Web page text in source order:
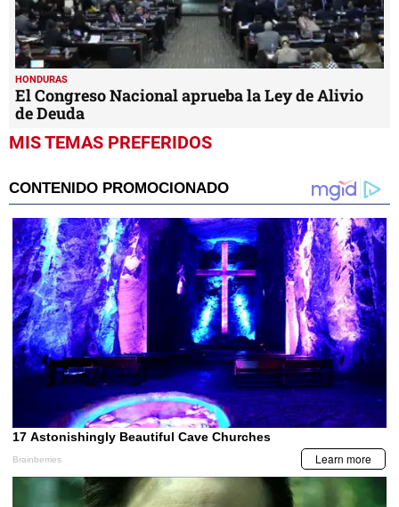
HONDURAS
El Congreso Nacional aprueba la Ley de Alivio
de Deuda
MIS TEMAS PREFERIDOS